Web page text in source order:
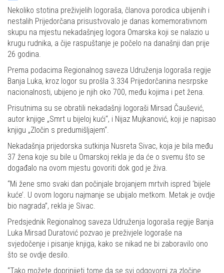
Share
Nekoliko stotina preživjelih logoraša, članova porodica ubijenih i
nestalih Prijedorčana prisustvovalo je danas komemorativnom
skupu na mjestu nekadašnjeg logora Omarska koji se nalazio u
krugu rudnika, a čije raspuštanje je počelo na današnji dan prije
26 godina.
Prema podacima Regionalnog saveza Udruženja logoraša regije
Banja Luka, kroz logor su prošla 3.334 Prijedorčanina nesrpske
nacionalnosti, ubijeno je njih oko 700, među kojima i pet žena.
Prisutnima su se obratili nekadašnji logoraši Mirsad Čaušević,
autor knjige „Smrt u bijeloj kući“, i Nijaz Mujkanović, koji je napisao
knjigu „Zločin s predumišljajem“.
Nekadašnja prijedorska sutkinja Nusreta Sivac, koja je bila među
37 žena koje su bile u Omarskoj rekla je da će o svemu što se
događalo na ovom mjestu govoriti dok god je živa.
“Mi žene smo svaki dan počinjale brojanjem mrtvih ispred ‘bijele
kuće’. U ovom logoru najmanje se ubijalo metkom. Metak je ovdje
bio nagrada”, rekla je Sivac.
Predsjednik Regionalnog saveza Udruženja logoraša regije Banja
Luka Mirsad Duratović pozvao je preživjele logoraše na
svjedočenje i pisanje knjiga, kako se nikad ne bi zaboravilo ono
što se ovdje desilo.
“Tako možete doprinijeti tome da se svi odgovorni za zločine